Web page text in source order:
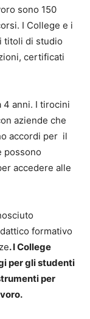
sono 150
I College e i
titoli di studio
certificati
4 anni. I tirocini
aziende che
accordi per il
possono
accedere alle
formativo
. I College
per gli studenti
per